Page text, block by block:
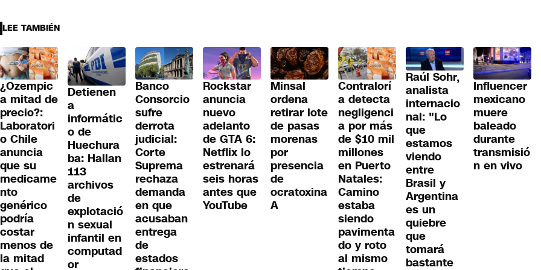
LEE TAMBIÉN
¿Ozempic
a mitad de
precio?:
Laboratori
o Chile
anuncia
que su
medicame
nto
genérico
podría
costar
menos de
la mitad
Detienen
a
informátic
o de
Huechura
ba: Hallan
113
archivos
de
explotació
n sexual
infantil en
computad
or
Banco
Consorcio
sufre
derrota
judicial:
Corte
Suprema
rechaza
demanda
en que
acusaban
entrega
de
estados
Rockstar
anuncia
nuevo
adelanto
de GTA 6:
Netflix lo
estrenará
seis horas
antes que
YouTube
Minsal
ordena
retirar lote
de pasas
morenas
por
presencia
de
ocratoxina
A
Contralorí
a detecta
negligenci
a por más
de $10 mil
millones
en Puerto
Natales:
Camino
estaba
siendo
pavimenta
do y roto
al mismo
Raúl Sohr,
analista
internacio
nal: "Lo
que
estamos
viendo
entre
Brasil y
Argentina
es un
quiebre
que
tomará
bastante
Influencer
mexicano
muere
baleado
durante
transmisió
n en vivo